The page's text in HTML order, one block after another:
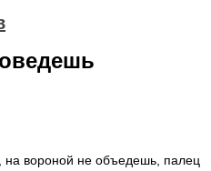
на вороной не объедешь, палец